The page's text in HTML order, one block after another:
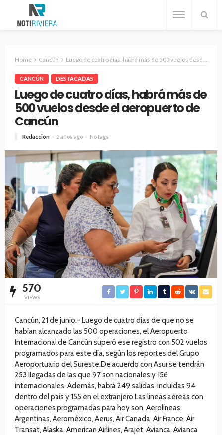
Home Cancún Luego de cuatro días, habrá más de 500 vuelos desde el aeropuerto de Cancún
CANCÚN DESTACADAS
Luego de cuatro días, habrá más de
500 vuelos desde el aeropuerto de
Cancún
Redacción 2 años ago No tags
570
VIEWS
Cancún, 21 de junio.- Luego de cuatro días de que no se
habían alcanzado las 500 operaciones, el Aeropuerto
Internacional de Cancún superó ese registro con 502 vuelos
programados para este día, según los reportes del Grupo
Aeroportuario del Sureste.De acuerdo con Asur se tendrán
253 llegadas de las que 97 son nacionales y 156
internacionales. Además, habrá 249 salidas, incluidas 94
dentro del país y 155 en el extranjero.Las líneas aéreas con
operaciones programadas para hoy son, Aerolíneas
Argentinas, Aeroméxico, Aerus, Air Canada, Air France, Air
Transat, Alaska, American Airlines, Arajet, Avianca, Avianca